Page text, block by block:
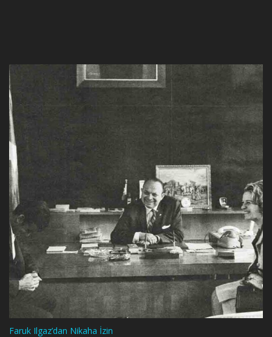
Faruk Ilgaz’dan Nikaha İzin